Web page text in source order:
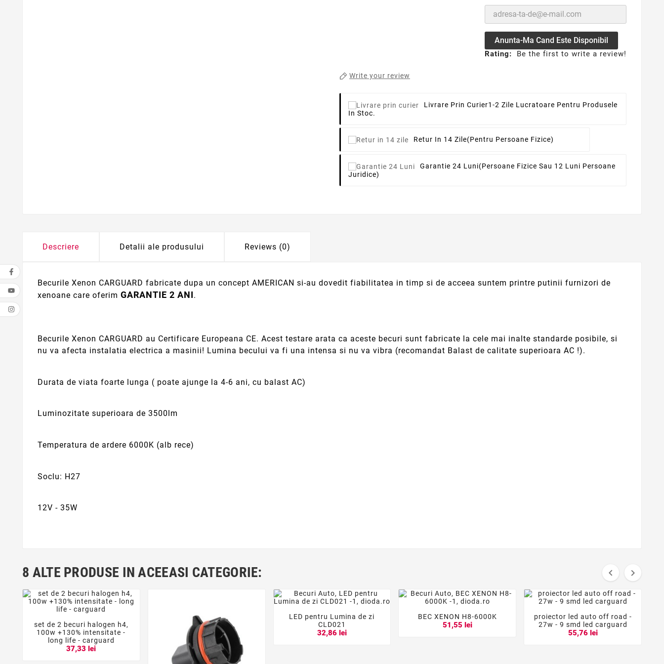
Anunta-Ma Cand Este Disponibil
Rating: Be the first to write a review!
Write your review
Livrare Prin Curier1-2 Zile Lucratoare Pentru Produsele
In Stoc.
Retur In 14 Zile(pentru Persoane Fizice)
Garantie 24 Luni(persoane Fizice Sau 12 Luni Persoane
Juridice)
Descriere Detalii ale produsului Reviews (0)
Becurile Xenon CARGUARD fabricate dupa un concept AMERICAN si-au dovedit fiabilitatea in timp si de acceea suntem printre putinii furnizori de
xenoane care oferim GARANTIE 2 ANI.
Becurile Xenon CARGUARD au Certificare Europeana CE. Acest testare arata ca aceste becuri sunt fabricate la cele mai inalte standarde posibile, si
nu va afecta instalatia electrica a masinii! Lumina becului va fi una intensa si nu va vibra (recomandat Balast de calitate superioara AC !).
Durata de viata foarte lunga ( poate ajunge la 4-6 ani, cu balast AC)
Luminozitate superioara de 3500lm
Temperatura de ardere 6000K (alb rece)
Soclu: H27
12V - 35W
8 ALTE PRODUSE IN ACEEASI CATEGORIE:  
  
set de 2 becuri halogen h4,
100w +130% intensitate -
long life - carguard
37,33 lei
 
LED pentru Lumina de zi
CLD021
32,86 lei

BEC XENON H8-6000K
51,55 lei   
proiector led auto off road -
27w - 9 smd led carguard
55,76 lei